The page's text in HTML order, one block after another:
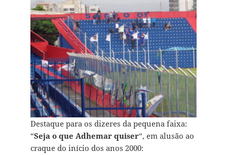
Destaque para os dizeres da pequena faixa:
“Seja o que Adhemar quiser“, em alusão ao
craque do início dos anos 2000: